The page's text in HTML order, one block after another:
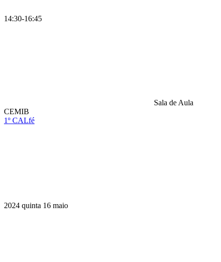
14:30-16:45
Sala de Aula
CEMIB
1º CALfé
2024 quinta 16 maio